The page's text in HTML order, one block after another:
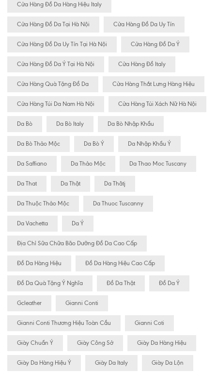
Cửa Hàng Đồ Da Hàng Hiệu Italy
Cửa Hàng Đồ Da Tại Hà Nội Cửa Hàng Đồ Da Uy Tín
Cửa Hàng Đồ Da Uy Tín Tại Hà Nội Cửa Hàng Đồ Da Ý
Cửa Hàng Đồ Da Ý Tại Hà Nội Cửa Hàng Đồ Italy
Cửa Hàng Quà Tặng Đồ Da Cửa Hàng Thắt Lưng Hàng Hiệu
Cửa Hàng Túi Da Nam Hà Nội Cửa Hàng Túi Xách Nữ Hà Nội
Da Bò Da Bò Italy Da Bò Nhập Khẩu
Da Bò Thảo Mộc Da Bò Ý Da Nhập Khẩu Ý
Da Saffiano Da Thảo Mộc Da Thao Moc Tuscany
Da That Da Thật Da Thâtj
Da Thuộc Thảo Mộc Da Thuoc Tuscanny
Da Vachetta Da Ý
Địa Chỉ Sữa Chữa Bão Dưỡng Đồ Da Cao Cấp
Đồ Da Hàng Hiệu Đồ Da Hàng Hiệu Cao Cấp
Đồ Da Quà Tặng Ý Nghĩa Đồ Da Thật Đồ Da Ý
Gcleather Gianni Conti
Gianni Conti Thương Hiệu Toàn Cầu Gianni Coti
Giày Chuẩn Ý Giày Công Sở Giày Da Hàng Hiệu
Giày Da Hàng Hiệu Ý Giày Da Italy Giày Da Lộn